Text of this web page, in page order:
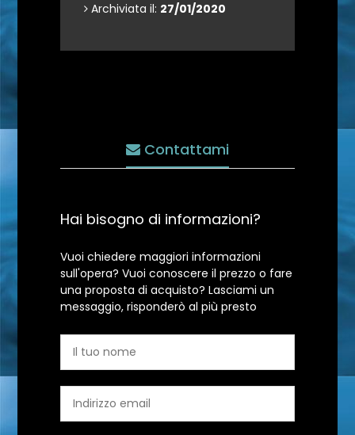
Archiviata il: 27/01/2020
Contattami
Hai bisogno di informazioni?
Vuoi chiedere maggiori informazioni
sull'opera? Vuoi conoscere il prezzo o fare
una proposta di acquisto? Lasciami un
messaggio, risponderò al più presto